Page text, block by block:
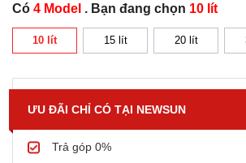
Có 4 Model . Bạn đang chọn 10 lít
10 lít 15 lít 20 lít
ƯU ĐÃI CHỈ CÓ TẠI NEWSUN
Trả góp 0%